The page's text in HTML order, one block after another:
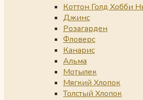
Коттон Голд Хобби
Джинс
Розагарден
Фловерс
Канарис
Альма
Мотылек
Мягкий Хлопок
Толстый Хлопок